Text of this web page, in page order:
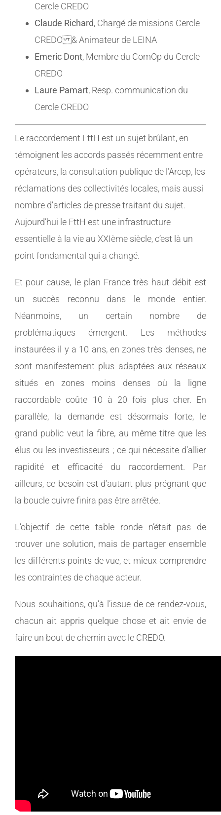
Cercle CREDO
Claude Richard, Chargé de missions Cercle
CREDO & Animateur de LEINA
Emeric Dont, Membre du ComOp du Cercle
CREDO
Laure Pamart, Resp. communication du
Cercle CREDO
Le raccordement FttH est un sujet brûlant, en
témoignent les accords passés récemment entre
opérateurs, la consultation publique de l’Arcep, les
réclamations des collectivités locales, mais aussi
nombre d’articles de presse traitant du sujet.
Aujourd’hui le FttH est une infrastructure
essentielle à la vie au XXIème siècle, c’est là un
point fondamental qui a changé.
Et pour cause, le plan France très haut débit est
un succès reconnu dans le monde entier.
Néanmoins, un certain nombre de
problématiques émergent. Les méthodes
instaurées il y a 10 ans, en zones très denses, ne
sont manifestement plus adaptées aux réseaux
situés en zones moins denses où la ligne
raccordable coûte 10 à 20 fois plus cher. En
parallèle, la demande est désormais forte, le
grand public veut la fibre, au même titre que les
élus ou les investisseurs ; ce qui nécessite d’allier
rapidité et efficacité du raccordement. Par
ailleurs, ce besoin est d’autant plus prégnant que
la boucle cuivre finira pas être arrêtée.
L’objectif de cette table ronde n’était pas de
trouver une solution, mais de partager ensemble
les différents points de vue, et mieux comprendre
les contraintes de chaque acteur.
Nous souhaitions, qu’à l’issue de ce rendez-vous,
chacun ait appris quelque chose et ait envie de
faire un bout de chemin avec le CREDO.